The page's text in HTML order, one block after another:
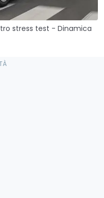
stress test - Dinamica